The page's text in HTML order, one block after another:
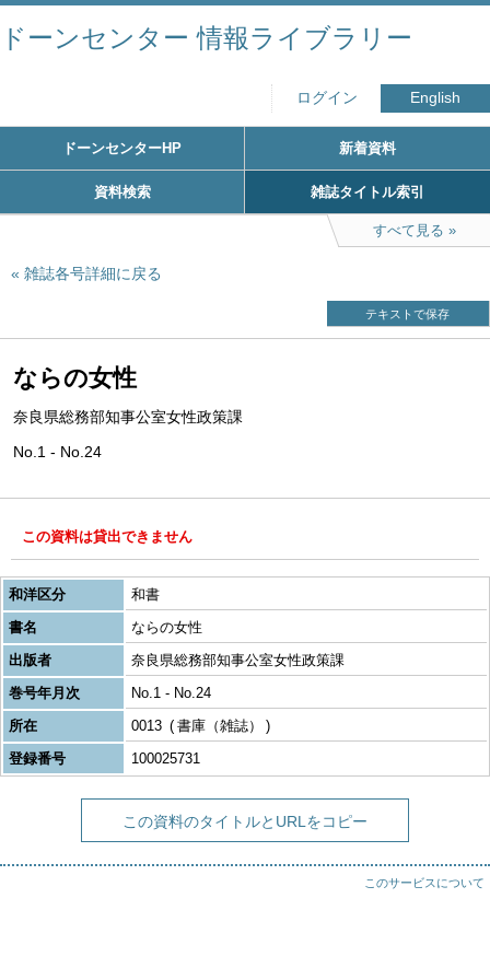
ドーンセンター 情報ライブラリー
ログイン English
ドーンセンターHP 新着資料
資料検索 雑誌タイトル索引
すべて見る
雑誌各号詳細に戻る
テキストで保存
ならの女性
奈良県総務部知事公室女性政策課
No.1 - No.24
この資料は貸出できません
和洋区分
和書
書名
ならの女性
出版者
奈良県総務部知事公室女性政策課
巻号年月次
No.1 - No.24
所在
0013
書庫（雑誌）
登録番号
100025731
この資料のタイトルとURLをコピー
このサービスについて